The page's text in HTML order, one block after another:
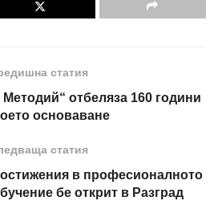
статия
отбеляза 160 години
основаване
статия
в професионалното
бе открит в Разград